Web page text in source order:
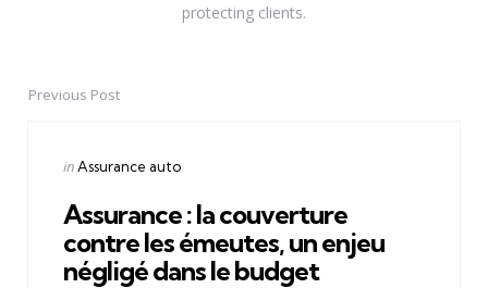
protecting clients.
PostPrevious Post
Posted
inAssurance auto
Assurance : la couverture
contre les émeutes, un enjeu
négligé dans le budget